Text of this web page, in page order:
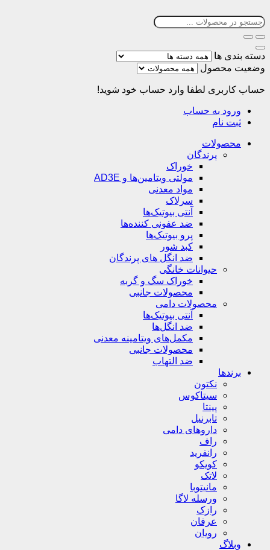
دسته بندی ها
وضعیت محصول
حساب کاربری لطفا وارد حساب خود شوید!
ورود به حساب
ثبت نام
محصولات
پرندگان
خوراک
مولتی ویتامین‌ها و AD3E
مواد معدنی
سرلاک
آنتی بیوتیک‌ها
ضد عفونی کننده‌ها
پرو بیوتیک‌ها
کبد شور
ضد انگل های پرندگان
حیوانات خانگی
خوراک سگ و گربه
محصولات جانبی
محصولات دامی
آنتی بیوتیک‌ها
ضد انگل‌ها
مکمل‌های ویتامینه معدنی
محصولات جانبی
ضد التهاب
برندها
نکتون
سیتاکوس
پینتا
تابرنیل
داروهای دامی
راف
رانفرید
کویکو
لاتک
مانیتوبا
ورسله لاگا
رازک
عرفان
رویان
وبلاگ